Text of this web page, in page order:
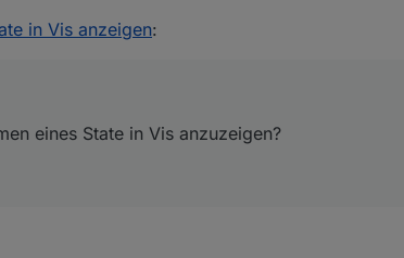
State in Vis anzuzeigen?
in Vis anzeigen:
eines State in Vis anzuzeigen?